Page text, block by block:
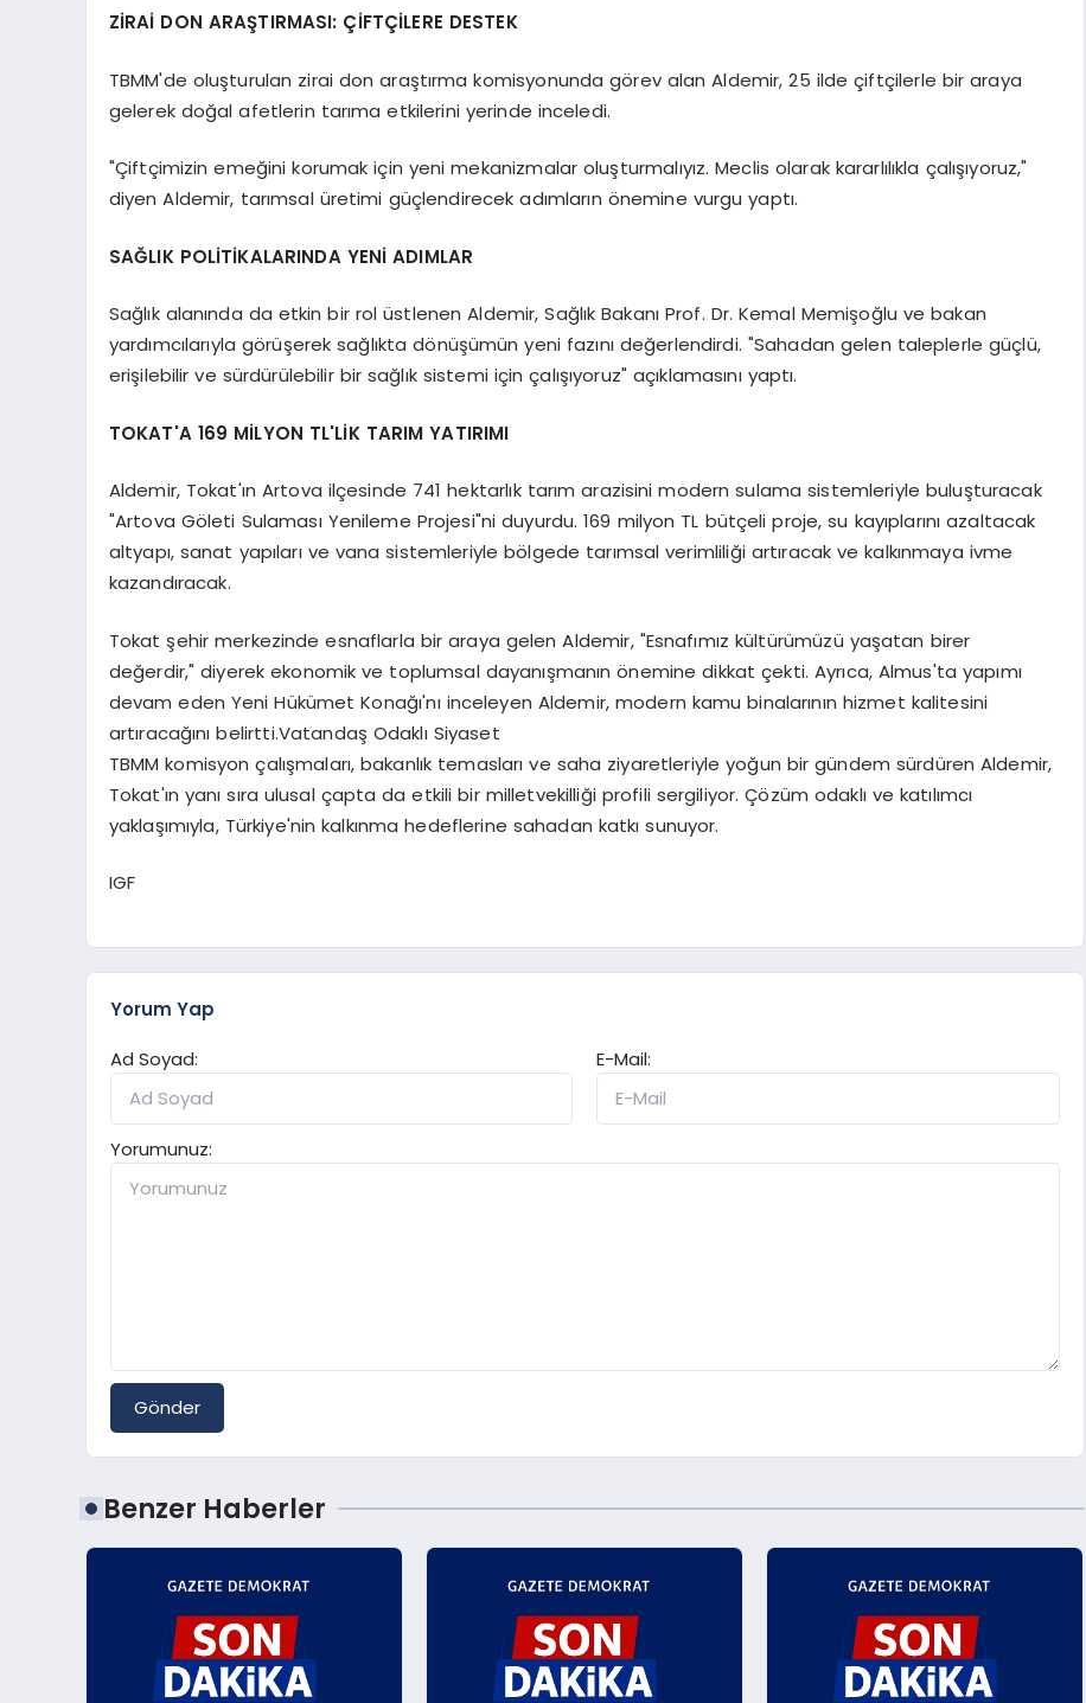
ZİRAİ DON ARAŞTIRMASI: ÇİFTÇİLERE DESTEK
TBMM'de oluşturulan zirai don araştırma komisyonunda görev alan Aldemir, 25 ilde çiftçilerle bir araya
gelerek doğal afetlerin tarıma etkilerini yerinde inceledi.
"Çiftçimizin emeğini korumak için yeni mekanizmalar oluşturmalıyız. Meclis olarak kararlılıkla çalışıyoruz,"
diyen Aldemir, tarımsal üretimi güçlendirecek adımların önemine vurgu yaptı.
SAĞLIK POLİTİKALARINDA YENİ ADIMLAR
Sağlık alanında da etkin bir rol üstlenen Aldemir, Sağlık Bakanı Prof. Dr. Kemal Memişoğlu ve bakan
yardımcılarıyla görüşerek sağlıkta dönüşümün yeni fazını değerlendirdi. "Sahadan gelen taleplerle güçlü,
erişilebilir ve sürdürülebilir bir sağlık sistemi için çalışıyoruz" açıklamasını yaptı.
TOKAT'A 169 MİLYON TL'LİK TARIM YATIRIMI
Aldemir, Tokat'ın Artova ilçesinde 741 hektarlık tarım arazisini modern sulama sistemleriyle buluşturacak
"Artova Göleti Sulaması Yenileme Projesi"ni duyurdu. 169 milyon TL bütçeli proje, su kayıplarını azaltacak
altyapı, sanat yapıları ve vana sistemleriyle bölgede tarımsal verimliliği artıracak ve kalkınmaya ivme
kazandıracak.
Tokat şehir merkezinde esnaflarla bir araya gelen Aldemir, "Esnafımız kültürümüzü yaşatan birer
değerdir," diyerek ekonomik ve toplumsal dayanışmanın önemine dikkat çekti. Ayrıca, Almus'ta yapımı
devam eden Yeni Hükümet Konağı'nı inceleyen Aldemir, modern kamu binalarının hizmet kalitesini
artıracağını belirtti.Vatandaş Odaklı Siyaset
TBMM komisyon çalışmaları, bakanlık temasları ve saha ziyaretleriyle yoğun bir gündem sürdüren Aldemir,
Tokat'ın yanı sıra ulusal çapta da etkili bir milletvekilliği profili sergiliyor. Çözüm odaklı ve katılımcı
yaklaşımıyla, Türkiye'nin kalkınma hedeflerine sahadan katkı sunuyor.
IGF
Yorum Yap
Ad Soyad:
E-Mail:
Yorumunuz:
Gönder
Benzer Haberler